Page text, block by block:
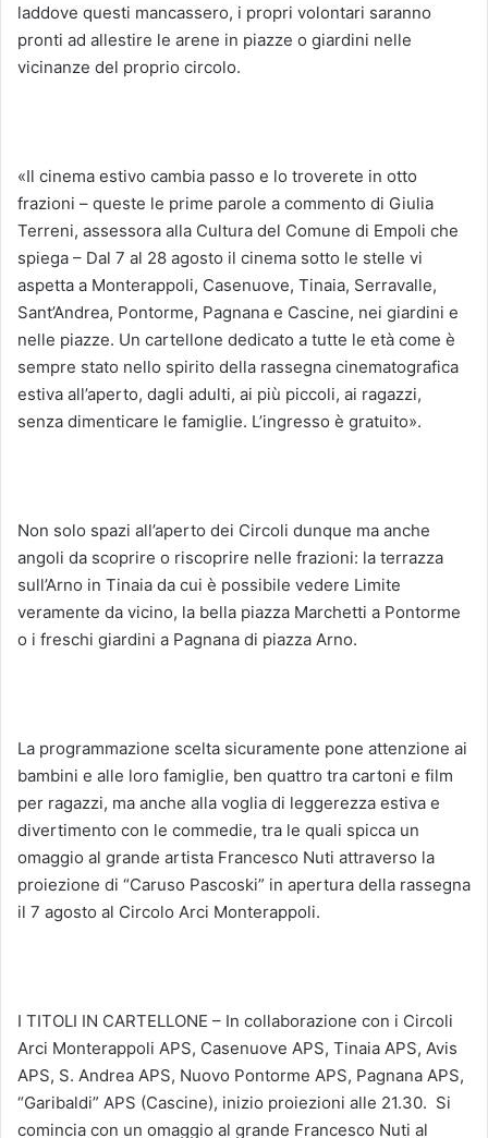
laddove questi mancassero, i propri volontari saranno
pronti ad allestire le arene in piazze o giardini nelle
vicinanze del proprio circolo.
«Il cinema estivo cambia passo e lo troverete in otto
frazioni – queste le prime parole a commento di Giulia
Terreni, assessora alla Cultura del Comune di Empoli che
spiega – Dal 7 al 28 agosto il cinema sotto le stelle vi
aspetta a Monterappoli, Casenuove, Tinaia, Serravalle,
Sant’Andrea, Pontorme, Pagnana e Cascine, nei giardini e
nelle piazze. Un cartellone dedicato a tutte le età come è
sempre stato nello spirito della rassegna cinematografica
estiva all’aperto, dagli adulti, ai più piccoli, ai ragazzi,
senza dimenticare le famiglie. L’ingresso è gratuito».
Non solo spazi all’aperto dei Circoli dunque ma anche
angoli da scoprire o riscoprire nelle frazioni: la terrazza
sull’Arno in Tinaia da cui è possibile vedere Limite
veramente da vicino, la bella piazza Marchetti a Pontorme
o i freschi giardini a Pagnana di piazza Arno.
La programmazione scelta sicuramente pone attenzione ai
bambini e alle loro famiglie, ben quattro tra cartoni e film
per ragazzi, ma anche alla voglia di leggerezza estiva e
divertimento con le commedie, tra le quali spicca un
omaggio al grande artista Francesco Nuti attraverso la
proiezione di “Caruso Pascoski” in apertura della rassegna
il 7 agosto al Circolo Arci Monterappoli.
I TITOLI IN CARTELLONE – In collaborazione con i Circoli
Arci Monterappoli APS, Casenuove APS, Tinaia APS, Avis
APS, S. Andrea APS, Nuovo Pontorme APS, Pagnana APS,
“Garibaldi” APS (Cascine), inizio proiezioni alle 21.30. Si
comincia con un omaggio al grande Francesco Nuti al